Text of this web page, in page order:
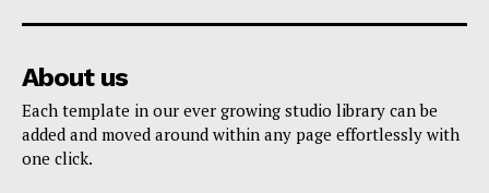
About us
Each template in our ever growing studio library can be
added and moved around within any page effortlessly with
one click.